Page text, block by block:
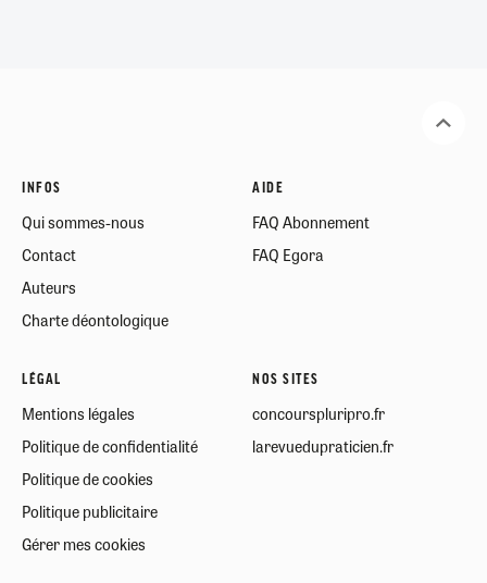
INFOS
Qui sommes-nous
Contact
Auteurs
Charte déontologique
AIDE
FAQ Abonnement
FAQ Egora
LÉGAL
Mentions légales
Politique de confidentialité
Politique de cookies
Politique publicitaire
Gérer mes cookies
NOS SITES
concourspluripro.fr
larevuedupraticien.fr